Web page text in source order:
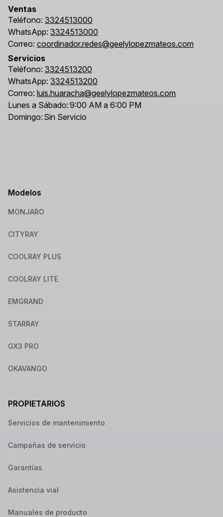
Ventas
Teléfono: 3324513000
WhatsApp: 3324513000
Correo: coordinador.redes@geelylopezmateos.com
Servicios
Teléfono: 3324513200
WhatsApp: 3324513200
Correo: luis.huaracha@geelylopezmateos.com
Lunes a Sábado:9:00 AM a 6:00 PM
Domingo: Sin Servicio
Modelos
MONJARO
CITYRAY
COOLRAY PLUS
COOLRAY LITE
EMGRAND
STARRAY
GX3 PRO
OKAVANGO
PROPIETARIOS
Servicios de mantenimiento
Campañas de servicio
Garantías
Asistencia vial
Manuales de producto